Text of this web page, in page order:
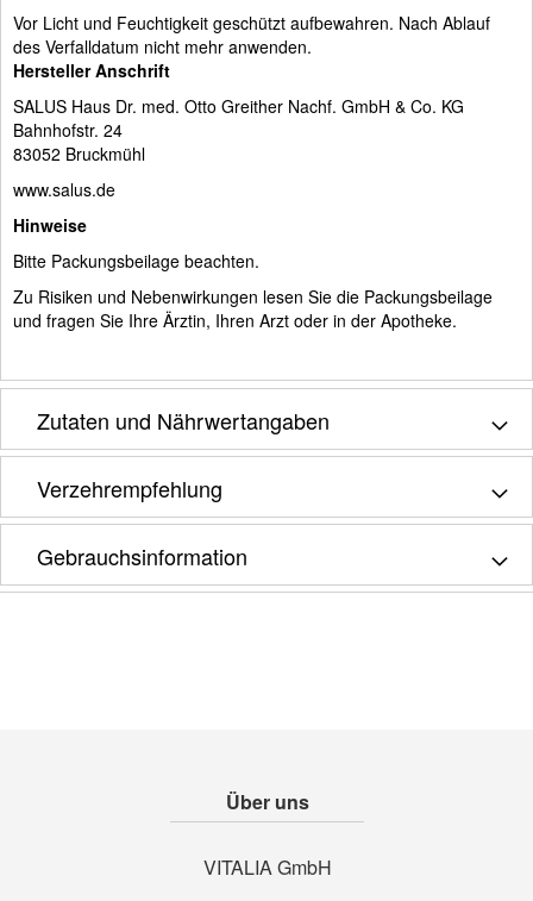
Vor Licht und Feuchtigkeit geschützt aufbewahren. Nach Ablauf
des Verfalldatum nicht mehr anwenden.
Hersteller Anschrift
SALUS Haus Dr. med. Otto Greither Nachf. GmbH & Co. KG
Bahnhofstr. 24
83052 Bruckmühl
www.salus.de
Hinweise
Bitte Packungsbeilage beachten.
Zu Risiken und Nebenwirkungen lesen Sie die Packungsbeilage
und fragen Sie Ihre Ärztin, Ihren Arzt oder in der Apotheke.
Zutaten und Nährwertangaben
Verzehrempfehlung
Gebrauchsinformation
Über uns
VITALIA GmbH